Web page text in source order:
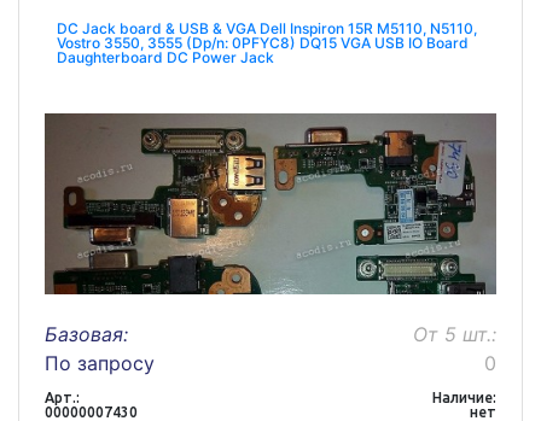
DC Jack board & USB & VGA Dell Inspiron 15R M5110, N5110,
Vostro 3550, 3555 (Dp/n: 0PFYC8) DQ15 VGA USB IO Board
Daughterboard DC Power Jack
Базовая:
По запросу
От 5 шт.:
0
Арт.:
00000007430
Наличие:
нет